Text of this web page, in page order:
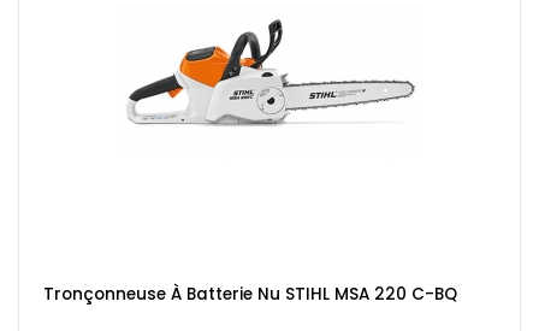
Tronçonneuse À Batterie Nu STIHL MSA 220 C-BQ